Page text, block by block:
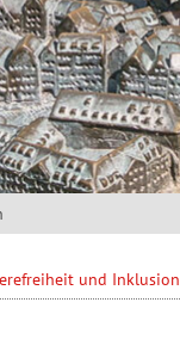
und Inklusion